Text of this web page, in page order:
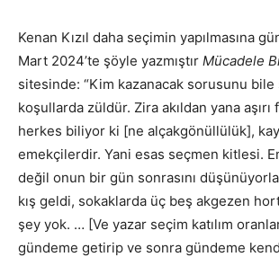
Kenan Kızıl daha seçimin yapılmasına
Mart 2024’te şöyle yazmıştır Mücadele
sitesinde: “Kim kazanacak sorusunu bile
koşullarda züldür. Zira akıldan yana aşırı
herkes biliyor ki [ne alçakgönüllülük],
emekçilerdir. Yani esas seçmen kitlesi.
değil onun bir gün sonrasını
kış geldi, sokaklarda üç beş akgezen
şey yok. … [Ve yazar seçim katılım
gündeme getirip ve sonra gündeme